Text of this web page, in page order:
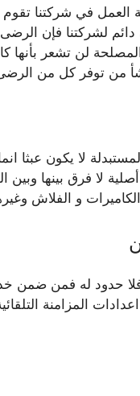
في شركتنا تقوم
دائم لشركتنا فإن
لن تشعر بأنها
من توفر كل من
لا يكون عبثا
لا فرق بينها
و الفلاش
حدود له فمن ضمن
المزامنة